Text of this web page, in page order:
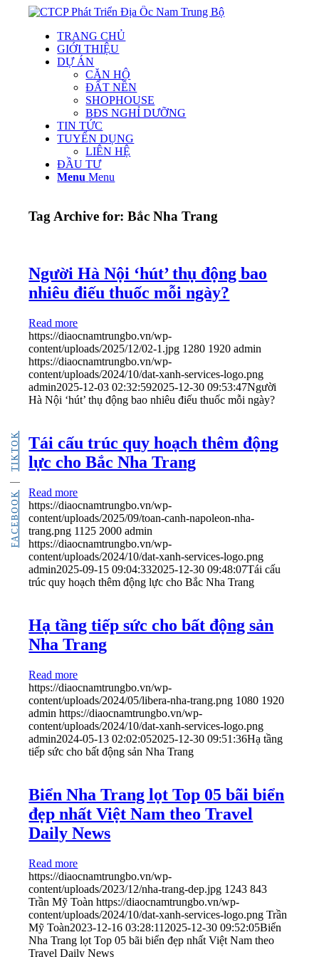
FACEBOOK
TIKTOK
TRANG CHỦ
GIỚI THIỆU
DỰ ÁN
CĂN HỘ
ĐẤT NỀN
SHOPHOUSE
BĐS NGHỈ DƯỠNG
TIN TỨC
TUYỂN DỤNG
LIÊN HỆ
ĐẦU TƯ
Menu Menu
Tag Archive for:Bắc Nha Trang
Người Hà Nội ‘hút’ thụ động bao
nhiêu điếu thuốc mỗi ngày?
Read more
https://diaocnamtrungbo.vn/wp-
content/uploads/2025/12/02-1.jpg 1280 1920 admin
https://diaocnamtrungbo.vn/wp-
content/uploads/2024/10/dat-xanh-services-logo.png
admin2025-12-03 02:32:592025-12-30 09:53:47Người
Hà Nội ‘hút’ thụ động bao nhiêu điếu thuốc mỗi ngày?
Tái cấu trúc quy hoạch thêm động
lực cho Bắc Nha Trang
Read more
https://diaocnamtrungbo.vn/wp-
content/uploads/2025/09/toan-canh-napoleon-nha-
trang.png 1125 2000 admin
https://diaocnamtrungbo.vn/wp-
content/uploads/2024/10/dat-xanh-services-logo.png
admin2025-09-15 09:04:332025-12-30 09:48:07Tái cấu
trúc quy hoạch thêm động lực cho Bắc Nha Trang
Hạ tầng tiếp sức cho bất động sản
Nha Trang
Read more
https://diaocnamtrungbo.vn/wp-
content/uploads/2024/05/libera-nha-trang.png 1080 1920
admin https://diaocnamtrungbo.vn/wp-
content/uploads/2024/10/dat-xanh-services-logo.png
admin2024-05-13 02:02:052025-12-30 09:51:36Hạ tầng
tiếp sức cho bất động sản Nha Trang
Biển Nha Trang lọt Top 05 bãi biển
đẹp nhất Việt Nam theo Travel
Daily News
Read more
https://diaocnamtrungbo.vn/wp-
content/uploads/2023/12/nha-trang-dep.jpg 1243 843
Trần Mỹ Toàn https://diaocnamtrungbo.vn/wp-
content/uploads/2024/10/dat-xanh-services-logo.png Trần
Mỹ Toàn2023-12-16 03:28:11 2025-12-30 09:52:05Biển
Nha Trang lọt Top 05 bãi biển đẹp nhất Việt Nam theo
Travel Daily News